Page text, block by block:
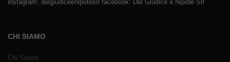
instagram: delgiudiceenipotesrl facebook: Del Giudice e Nipote Srl
CHI SIAMO
Chi Siamo